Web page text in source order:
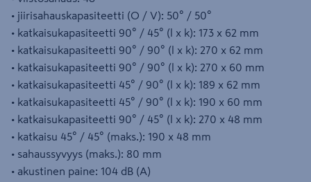
• jiirisahauskapasiteetti (O / V): 50° / 50°
• katkaisukapasiteetti 90° / 45° (l x k): 173 x 62 mm
• katkaisukapasiteetti 90° / 90° (l x k): 270 x 62 mm
• katkaisukapasiteetti 90° / 90° (l x k): 270 x 60 mm
• katkaisukapasiteetti 45° / 90° (l x k): 189 x 62 mm
• katkaisukapasiteetti 45° / 90° (l x k): 190 x 60 mm
• katkaisukapasiteetti 90° / 45° (l x k): 270 x 48 mm
• katkaisu 45° / 45° (maks.): 190 x 48 mm
• sahaussyvyys (maks.): 80 mm
• akustinen paine: 104 dB (A)